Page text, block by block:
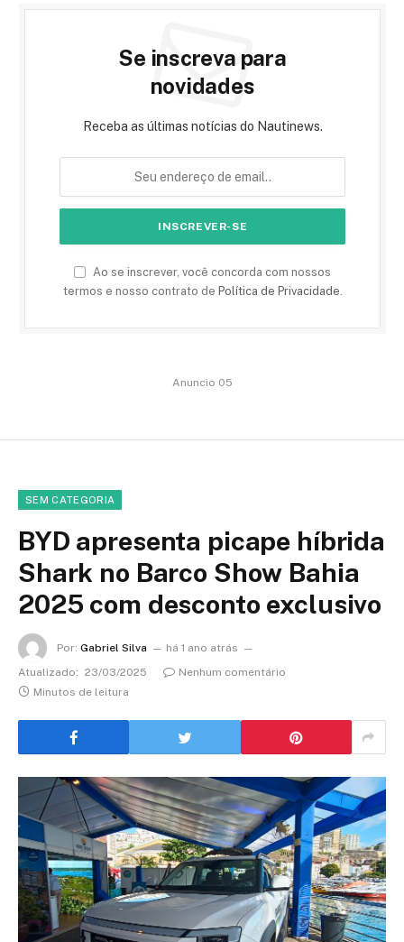
Se inscreva para
novidades
Receba as últimas notícias do Nautinews.
Ao se inscrever, você concorda com nossos
termos e nosso contrato de Política de Privacidade.
Anuncio 05
SEM CATEGORIA
BYD apresenta picape híbrida
Shark no Barco Show Bahia
2025 com desconto exclusivo
Por: Gabriel Silva
há 1 ano atrás
Atualizado: 23/03/2025
Nenhum comentário
Minutos de leitura